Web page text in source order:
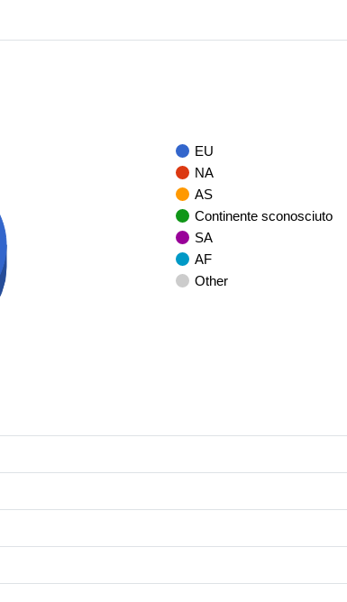
EU
NA
AS
Continente sconosciuto
SA
AF
Other